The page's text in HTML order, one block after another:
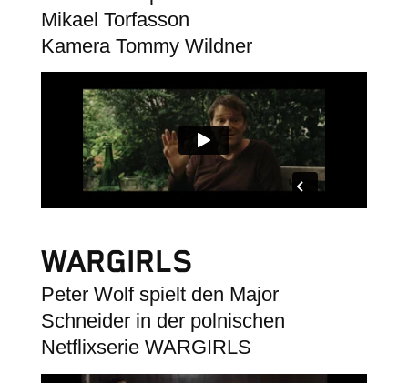
Mikael Torfasson
Kamera Tommy Wildner
WARGIRLS
Peter Wolf spielt den Major
Schneider in der polnischen
Netflixserie WARGIRLS